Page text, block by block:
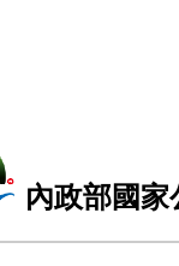
內政部國